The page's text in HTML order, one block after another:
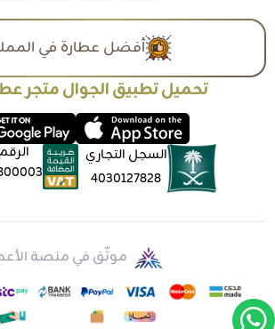
أفضل عطارة في
تحميل تطبيق الجوال متجر
السجل التجاري
4030127828
موثّق في منصة